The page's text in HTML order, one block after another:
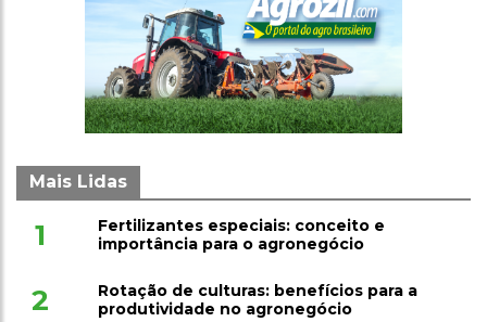
1
Fertilizantes especiais: conceito e
importância para o agronegócio
produtividade no agronegócio